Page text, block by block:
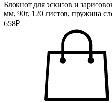
Блокнот для эскизов и
мм, 90г, 120 листов, пружина
658₽